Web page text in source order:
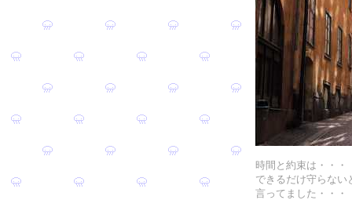
時間と約束は・・・
できるだけ守らない
言ってました・・・